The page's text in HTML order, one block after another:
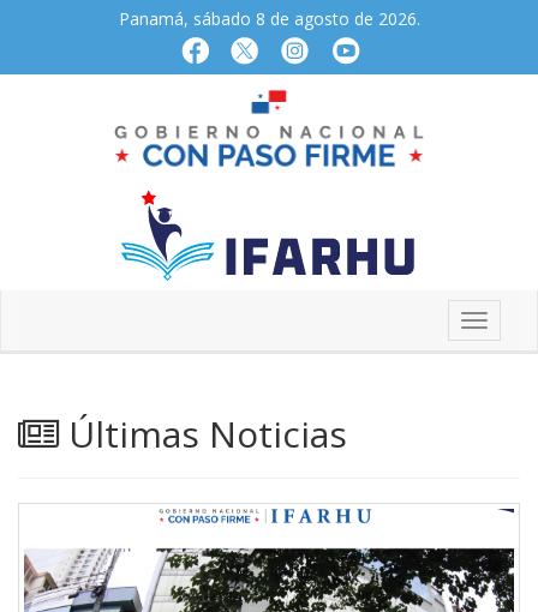
Panamá, sábado 8 de agosto de 2026.
Últimas Noticias